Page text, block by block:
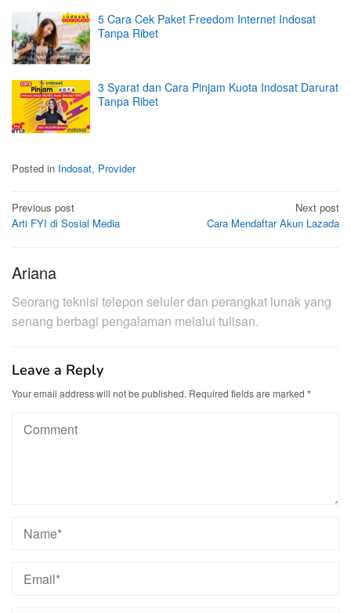
5 Cara Cek Paket Freedom Internet Indosat
Tanpa Ribet
3 Syarat dan Cara Pinjam Kuota Indosat Darurat
Tanpa Ribet
Posted in Indosat, Provider
Post
navigation
Previous post
Arti FYI di Sosial Media
Next post
Cara Mendaftar Akun Lazada
Ariana
Seorang teknisi telepon seluler dan perangkat lunak yang
senang berbagi pengalaman melalui tulisan.
Leave a Reply
Your email address will not be published. Required fields are marked *